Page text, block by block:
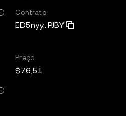
Contrato
ED5nyy...PJBY
Preço
$76,51